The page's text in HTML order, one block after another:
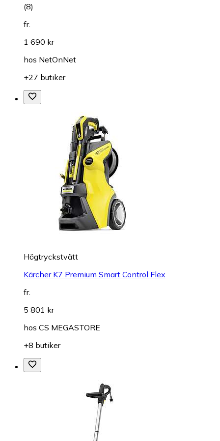
(8)
fr.
1 690 kr
hos NetOnNet
+27 butiker
Högtryckstvätt
Kärcher K7 Premium Smart Control Flex
fr.
5 801 kr
hos CS MEGASTORE
+8 butiker